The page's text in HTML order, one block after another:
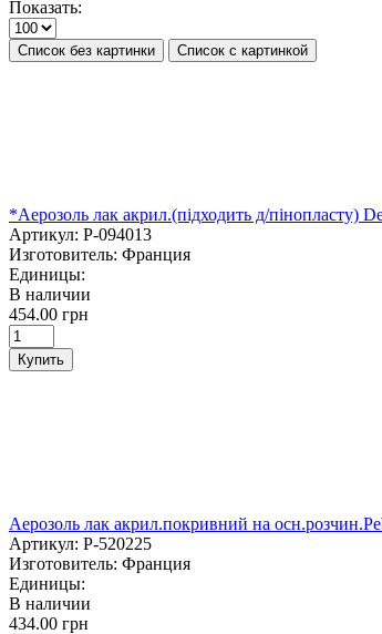
Показать:
Список без картинки Список с картинкой
*Аерозоль лак акрил.(підходить д/
Артикул: P-094013
Изготовитель: Франция
Единицы:
В наличии
454.00 грн
Купить
Аерозоль лак акрил.покривний на
Артикул: P-520225
Изготовитель: Франция
Единицы:
В наличии
434.00 грн